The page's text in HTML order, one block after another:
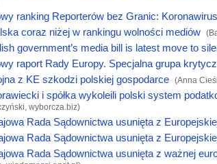
ranking Reporterów bez Granic:
coraz niżej w rankingu wolności mediów
government’s media bill is latest move to
raport Rady Europy. Specjalna grupa
z KE szkodzi polskiej gospodarce (Anna
i spółka wykoleili polski system
wyborcza.biz)
Rada Sądownictwa usunięta z
Rada Sądownictwa usunięta z
Rada Sądownictwa usunięta z ważnej